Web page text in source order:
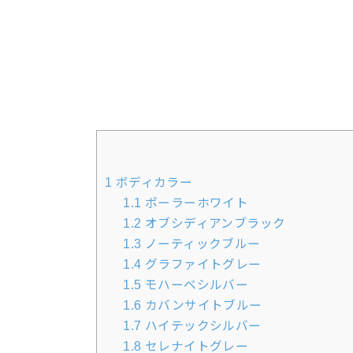
1 ボディカラー
1.1 ポーラーホワイト
1.2 オブシディアンブラック
1.3 ノーティックブルー
1.4 グラファイトグレー
1.5 モハーベシルバー
1.6 カバンサイトブルー
1.7 ハイテックシルバー
1.8 セレナイトグレー